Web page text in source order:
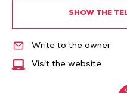
SHOW THE
Write to the owner
Visit the website